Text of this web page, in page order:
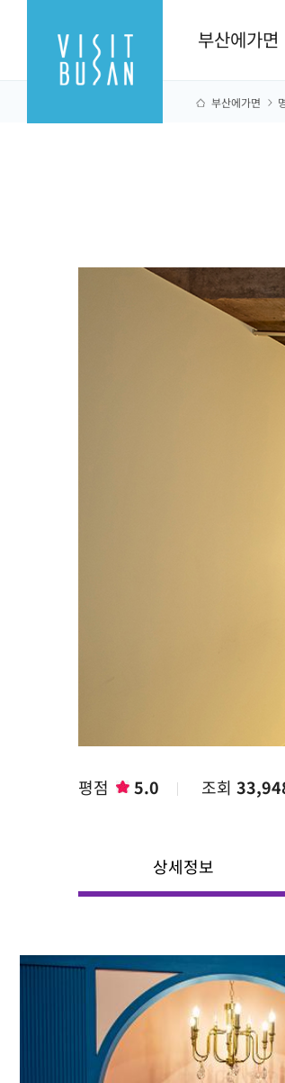
부산에가면
부산에가면
평점 5.0 조회
상세정보